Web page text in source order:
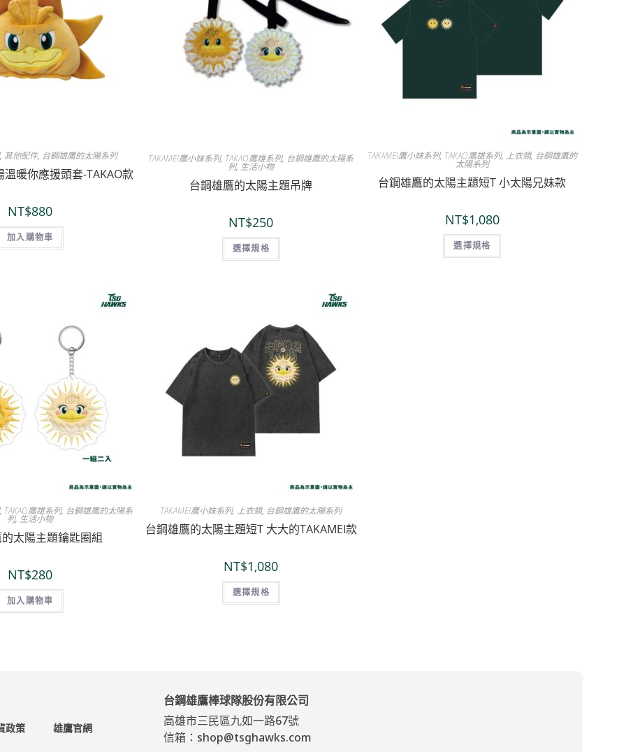
, 其他配件, 台鋼雄鷹的太陽系列
暖你應援頭套-TAKAO款
NT$880
加入購物車
TAKAMEI鷹小妹系列, TAKAO鷹雄系列, 台鋼雄鷹的太陽系
列, 生活小物
台鋼雄鷹的太陽主題吊牌
NT$250
選擇規格
TAKAMEI鷹小妹系列, TAKAO鷹雄系列, 上衣類, 台鋼雄鷹的
太陽系列
台鋼雄鷹的太陽主題短T 小太陽兄妹款
NT$1,080
選擇規格
, TAKAO鷹雄系列, 台鋼雄鷹的太陽系
列, 生活小物
太陽主題鑰匙圈組
NT$280
加入購物車
TAKAMEI鷹小妹系列, 上衣類, 台鋼雄鷹的太陽系列
台鋼雄鷹的太陽主題短T 大大的TAKAMEI款
NT$1,080
選擇規格
政策 雄鷹官網
台鋼雄鷹棒球隊股份有限公司
高雄市三民區九如一路67號
信箱：shop@tsghawks.com